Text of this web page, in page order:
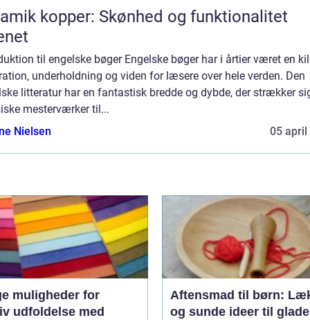
kopper: Skønhed og funktionalitet
til engelske bøger Engelske bøger har i årtier været en
underholdning og viden for læsere over hele verden. Den
litteratur har en fantastisk bredde og dybde, der strækker
mesterværker til...
Nielsen
05 april
muligheder for
udfoldelse med
Aftensmad til børn:
og sunde ideer til